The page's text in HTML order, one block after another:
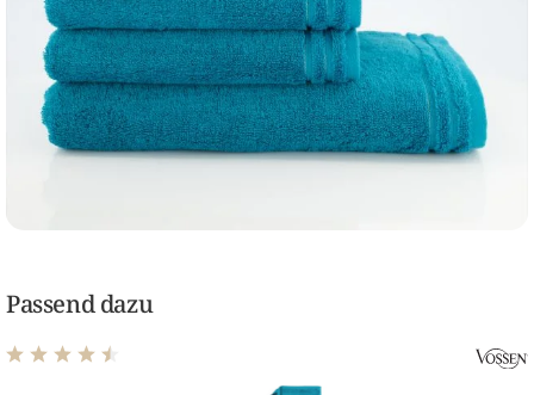
Passend dazu
Durchschnittliche Bewertung von 4.46 von 5 Sternen